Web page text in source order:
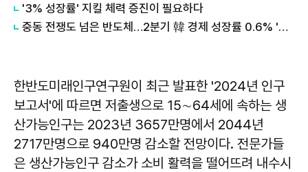
'3% 성장률' 지킬 체력 증진이 필요하다
중동 전쟁도 넘은 반도체…2분기 韓 경제 성장률 0.6% '깜짝'
한반도미래인구연구원이 최근 발표한 '2024년 인구
보고서'에 따르면 저출생으로 15∼64세에 속하는 생
산가능인구는 2023년 3657만명에서 2044년
2717만명으로 940만명 감소할 전망이다. 전문가들
은 생산가능인구 감소가 소비 활력을 떨어뜨려 내수시